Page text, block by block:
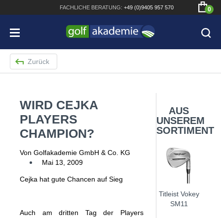
FACHLICHE BERATUNG: +49 (0)9405 957 570 0
Bridgestone JGR Driver 2018
Cobra King F8+ Driver
Bennington Waterproof QO14 Sport Cartbag
Zurück
WIRD CEJKA
PLAYERS
CHAMPION?
Von Golfakademie GmbH & Co. KG
Mai 13, 2009
Cejka hat gute Chancen auf Sieg
Auch am dritten Tag der Players
AUS
UNSEREM
SORTIMENT
Titleist Vokey
SM11